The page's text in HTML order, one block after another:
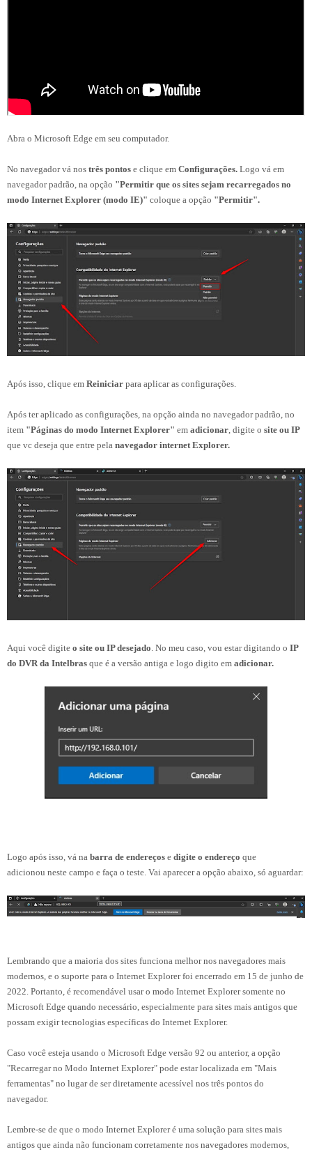
Abra o Microsoft Edge em seu computador.
No navegador vá nos três pontos e clique em Configurações. Logo vá em
navegador padrão, na opção "Permitir que os sites sejam recarregados no
modo Internet Explorer (modo IE)" coloque a opção "Permitir".
Após isso, clique em Reiniciar para aplicar as configurações.
Após ter aplicado as configurações, na opção ainda no navegador padrão, no
item "Páginas do modo Internet Explorer" em adicionar , digite o site ou IP
que vc deseja que entre pela navegador internet Explorer.
Aqui você digite o site ou IP desejado . No meu caso, vou estar digitando o IP
do DVR da Intelbras que é a versão antiga e logo digito em adicionar.
Logo após isso, vá na barra de endereços e digite o endereço que
adicionou neste campo e faça o teste. Vai aparecer a opção abaixo, só aguardar:
Lembrando que a maioria dos sites funciona melhor nos navegadores mais
modernos, e o suporte para o Internet Explorer foi encerrado em 15 de junho de
2022. Portanto, é recomendável usar o modo Internet Explorer somente no
Microsoft Edge quando necessário, especialmente para sites mais antigos que
possam exigir tecnologias específicas do Internet Explorer.
Caso você esteja usando o Microsoft Edge versão 92 ou anterior, a opção
"Recarregar no Modo Internet Explorer" pode estar localizada em "Mais
ferramentas" no lugar de ser diretamente acessível nos três pontos do
navegador.
Lembre-se de que o modo Internet Explorer é uma solução para sites mais
antigos que ainda não funcionam corretamente nos navegadores modernos,